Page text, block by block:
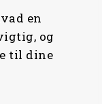
en
og
til dine